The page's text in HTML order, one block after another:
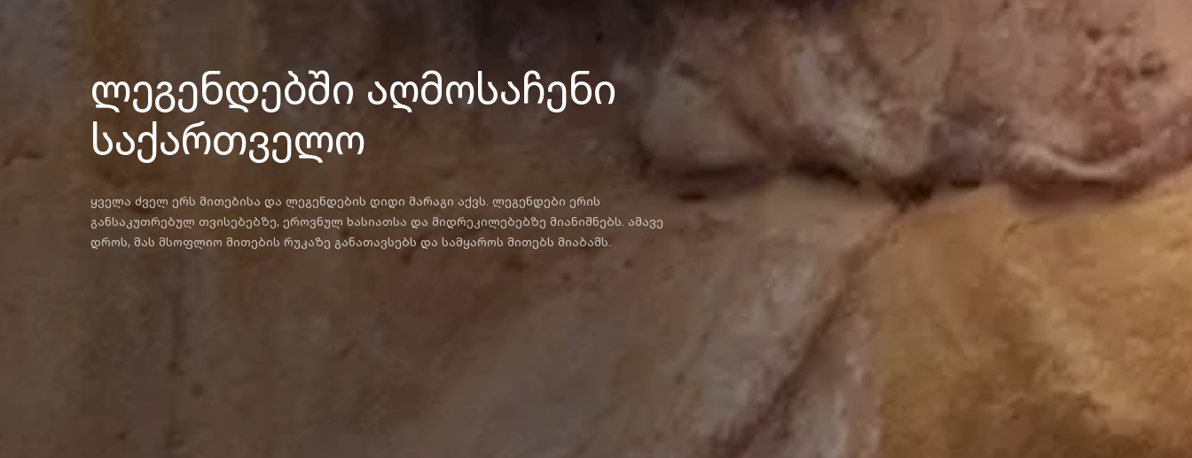
ლეგენდებში აღმოსაჩენი
საქართველო
ყველა ძველ ერს მითებისა და ლეგენდების დიდი მარაგი აქვს. ლეგენდები ერის
განსაკუთრებულ თვისებებზე, ეროვნულ ხასიათსა და მიდრეკილებებზე მიანიშნებს. ამავე
დროს, მას მსოფლიო მითების რუკაზე განათავსებს და სამყაროს მითებს მიაბამს.